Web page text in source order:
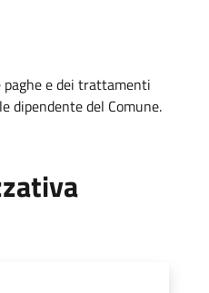
paghe e dei trattamenti
dipendente del Comune.